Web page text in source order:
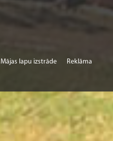
Mājas lapu izstrāde Reklāma